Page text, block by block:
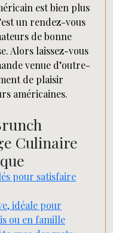
est bien plus
un rendez-vous
de bonne
Alors laissez-vous
venue d’outre-
de plaisir
américaines.
Culinaire
pour satisfaire
idéale pour
ou en famille